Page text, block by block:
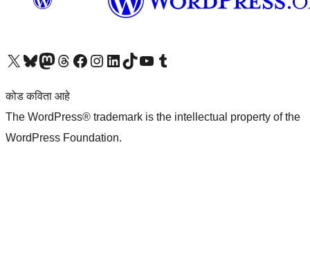
आमच्या X (एक्स) (पूर्वीचे ट्विटर) खात्याला भेट द्या आमच्या ब्लूस्की खात्याला भेट द्या.आमच्या Mastodon खात्याला भेट द्या.आमच्या थ्रेड्स खात्याला भेट द्या. आमच्या फेसबुक पेजला भेट द्या आमच्या इंस्टाग्राम खात्याला भेट द्या आमच्या लिंक्डइन खात्याला भेट द्या आमच्या टिकटॉक अकाउंटला भेट द्या.आमच्या यूट्यूब चॅनेलला भेट द्या आमच्या टंबलर खात्याला भेट द्या.
कोड कविता आहे
The WordPress® trademark is the intellectual property of the
WordPress Foundation.